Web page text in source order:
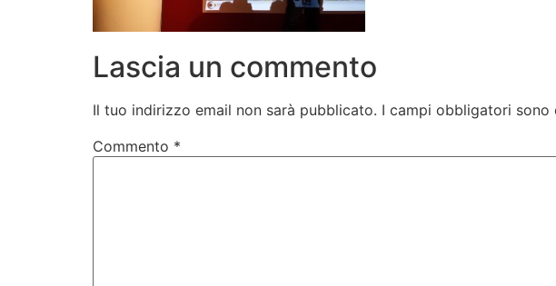
Lascia un commento
Il tuo indirizzo email non sarà pubblicato. I campi obbligatori sono
Commento *